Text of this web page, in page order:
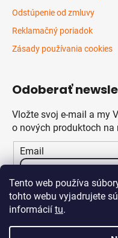
Tento web používa
tohto webu vyjadrujete
informácií tu.
Odstúpenie od zmluvy
Reklamačný poriadok
Zásady používania cookies
Odoberať
Vložte svoj e-mail a my
o nových produktoch na
Email
Vložením e-mailu
osobných údajov
PRIHLÁSIŤ SA